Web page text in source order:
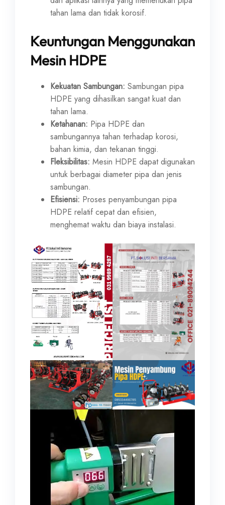
tahan lama dan tidak korosif.
Keuntungan Menggunakan
Mesin HDPE
Kekuatan Sambungan: Sambungan pipa
HDPE yang dihasilkan sangat kuat dan
tahan lama.
Ketahanan: Pipa HDPE dan
sambungannya tahan terhadap korosi,
bahan kimia, dan tekanan tinggi.
Fleksibilitas: Mesin HDPE dapat digunakan
untuk berbagai diameter pipa dan jenis
sambungan.
Efisiensi: Proses penyambungan pipa
HDPE relatif cepat dan efisien,
menghemat waktu dan biaya instalasi.